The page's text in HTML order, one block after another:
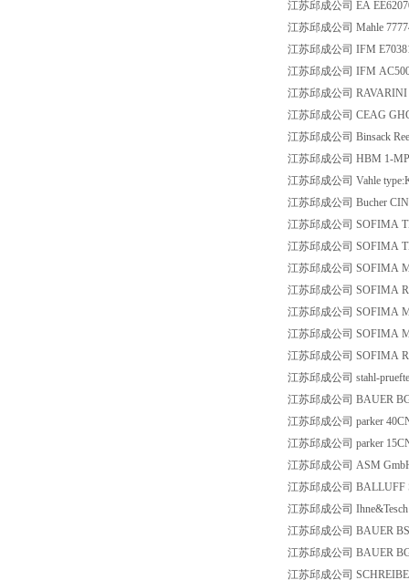
江苏邱成公司 EA
江苏邱成公司 Mahle
江苏邱成公司 IFM
江苏邱成公司 IFM
江苏邱成公司 RAVARINI
江苏邱成公司 CEAG
江苏邱成公司 Binsack
江苏邱成公司 HBM 1-
江苏邱成公司 Vahle
江苏邱成公司 Bucher
江苏邱成公司 SOFIMA
江苏邱成公司 SOFIMA
江苏邱成公司 SOFIMA
江苏邱成公司 SOFIMA
江苏邱成公司 SOFIMA
江苏邱成公司 SOFIMA
江苏邱成公司 SOFIMA
江苏邱成公司 stahl-
江苏邱成公司 BAUER
江苏邱成公司 parker
江苏邱成公司 parker
江苏邱成公司 ASM
江苏邱成公司 BALLUFF
江苏邱成公司
江苏邱成公司 BAUER
江苏邱成公司 BAUER
江苏邱成公司